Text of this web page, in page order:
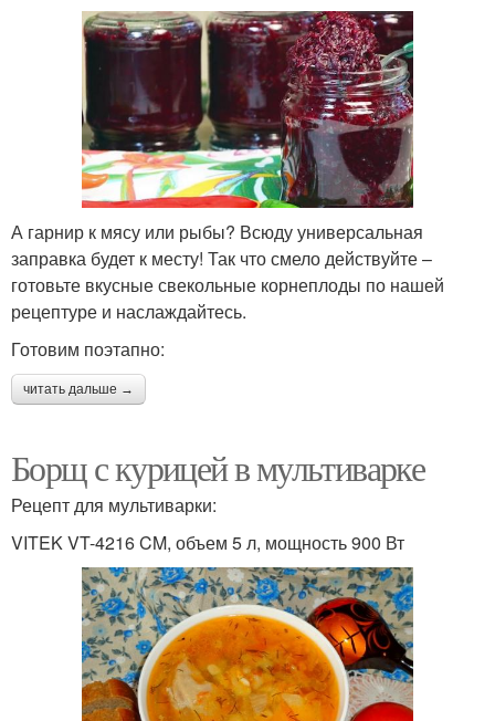
А гарнир к мясу или рыбы? Всюду универсальная
заправка будет к месту! Так что смело действуйте –
готовьте вкусные свекольные корнеплоды по нашей
рецептуре и наслаждайтесь.
Готовим поэтапно:
читать дальше →
Борщ с курицей в мультиварке
Рецепт для мультиварки:
VITEK VT-4216 CM, объем 5 л, мощность 900 Вт